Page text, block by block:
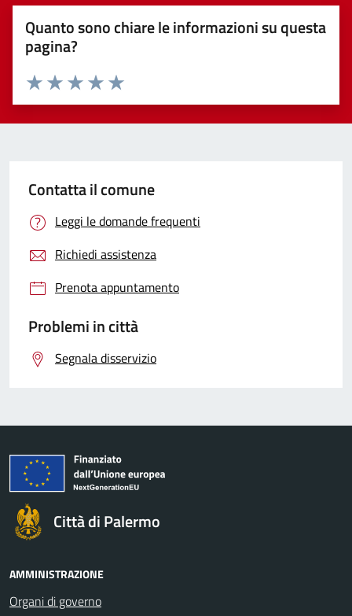
Quanto sono chiare le informazioni su questa
pagina?
Valuta 5 stelle su 5
Valuta 4 stelle su 5
Valuta 3 stelle su 5
Valuta 2 stelle su 5
Valuta 1 stelle su 5
Contatta il comune
Leggi le domande frequenti
Richiedi assistenza
Prenota appuntamento
Problemi in città
Segnala disservizio
Città di Palermo
AMMINISTRAZIONE
Organi di governo